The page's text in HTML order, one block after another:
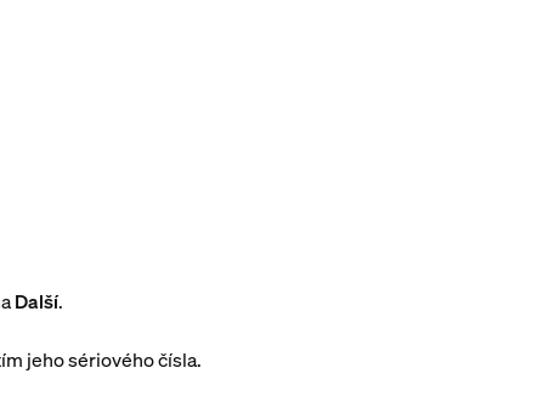
Další.
jeho sériového čísla.